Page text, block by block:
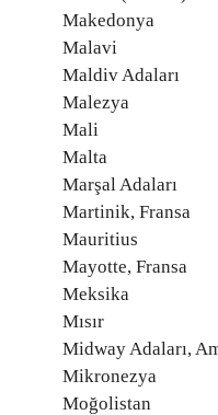
Makedonya
Malavi
Maldiv Adaları
Malezya
Mali
Malta
Marşal Adaları
Martinik, Fransa
Mauritius
Mayotte, Fransa
Meksika
Mısır
Midway Adaları,
Mikronezya
Moğolistan